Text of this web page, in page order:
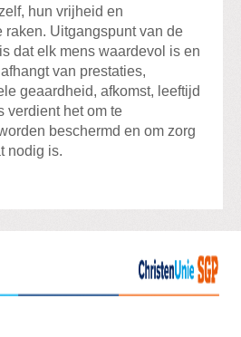
hun vrijheid en
raken. Uitgangspunt van de
dat elk mens waardevol is en
van prestaties,
geaardheid, afkomst, leeftijd
verdient het om te
beschermd en om zorg
nodig is.